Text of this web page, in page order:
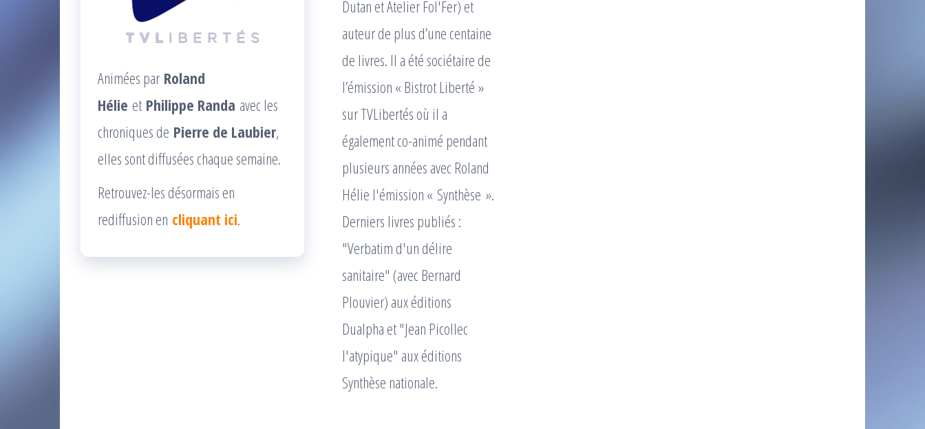
Dutan et Atelier Fol'Fer) et
auteur de plus d’une centaine
de livres. Il a été sociétaire de
l’émission « Bistrot Liberté »
sur TVLibertés où il a
également co-animé pendant
plusieurs années avec Roland
Hélie l'émission « Synthèse ».
Derniers livres publiés :
"Verbatim d'un délire
sanitaire" (avec Bernard
Plouvier) aux éditions
Dualpha et "Jean Picollec
l'atypique" aux éditions
Synthèse nationale.
Animées par Roland
Hélie et Philippe Randa avec les
chroniques de Pierre de Laubier,
elles sont diffusées chaque semaine.
Retrouvez-les désormais en
rediffusion en cliquant ici.